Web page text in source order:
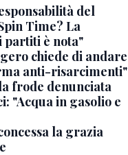
del
Time? La
partiti è nota"
chiede di andare
anti-risarcimenti"
frode denunciata
"Acqua in gasolio e
la grazia